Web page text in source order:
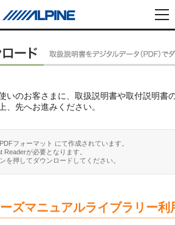
いのお客さまに、取扱説明書や取付説明書
、先へお進みください。
フォーマット にて作成されています。
が必要となります。
を押してダウンロードしてください。
ズマニュアルライブラリー利